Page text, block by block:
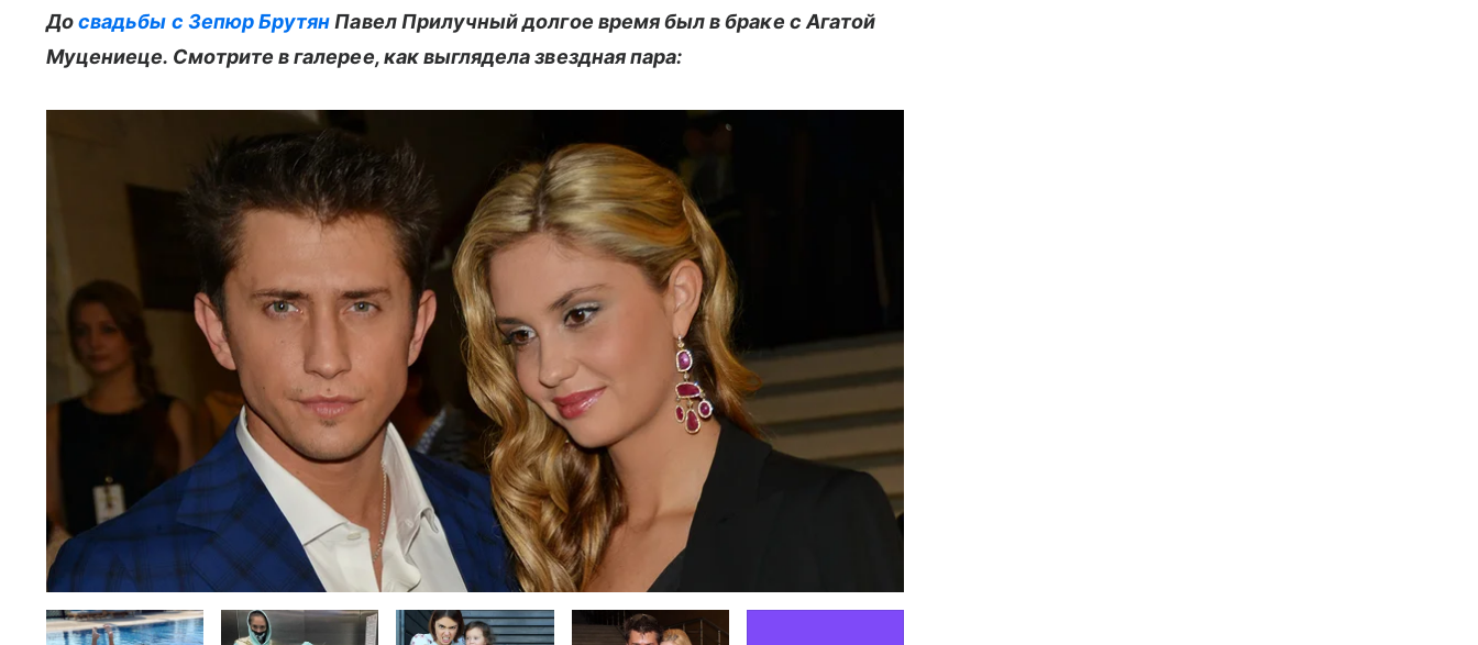
Досвадьбы с Зепюр Брутян Павел Прилучный долгое время был в браке с Агатой
Муцениеце. Смотрите в галерее, как выглядела звездная пара: